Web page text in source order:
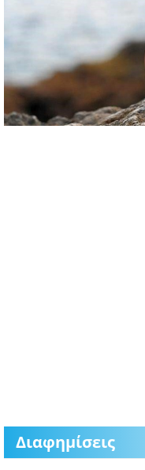
Διαφημίσεις